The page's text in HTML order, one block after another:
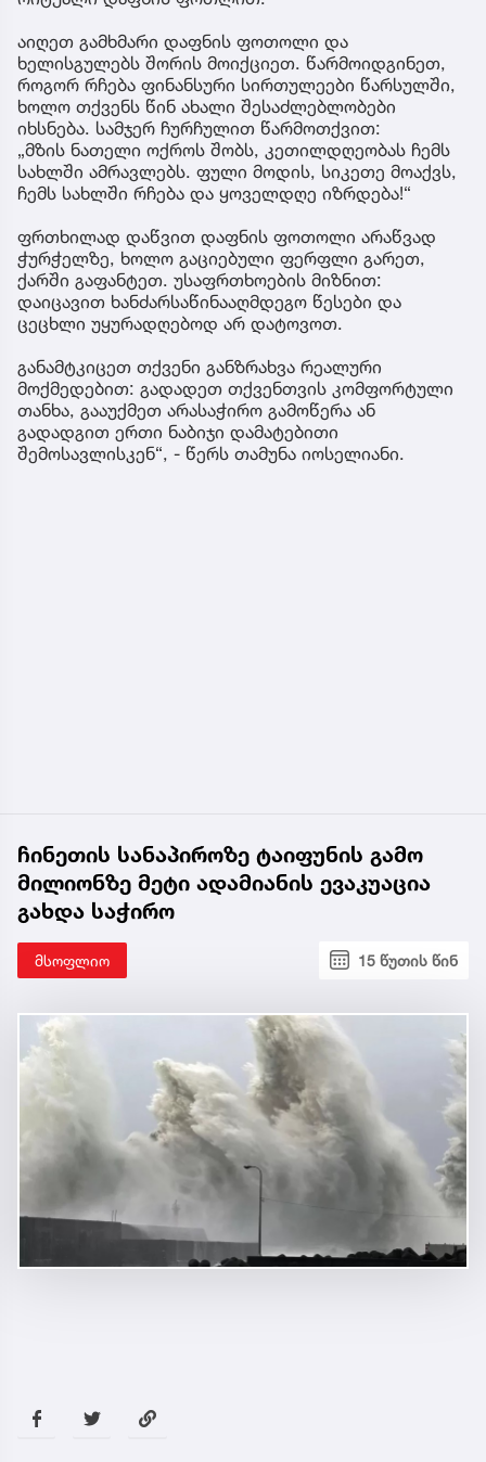
აიღეთ გამხმარი დაფნის ფოთოლი და
ხელისგულებს შორის მოიქციეთ. წარმოიდგინეთ,
როგორ რჩება ფინანსური სირთულეები წარსულში,
ხოლო თქვენს წინ ახალი შესაძლებლობები
იხსნება. სამჯერ ჩურჩულით წარმოთქვით:
„მზის ნათელი ოქროს შობს, კეთილდღეობას ჩემს
სახლში ამრავლებს. ფული მოდის, სიკეთე მოაქვს,
ჩემს სახლში რჩება და ყოველდღე იზრდება!“
ფრთხილად დაწვით დაფნის ფოთოლი არაწვად
ჭურჭელზე, ხოლო გაციებული ფერფლი გარეთ,
ქარში გაფანტეთ. უსაფრთხოების მიზნით:
დაიცავით ხანძარსაწინააღმდეგო წესები და
ცეცხლი უყურადღებოდ არ დატოვოთ.
განამტკიცეთ თქვენი განზრახვა რეალური
მოქმედებით: გადადეთ თქვენთვის კომფორტული
თანხა, გააუქმეთ არასაჭირო გამოწერა ან
გადადგით ერთი ნაბიჯი დამატებითი
შემოსავლისკენ“, - წერს თამუნა იოსელიანი.
ჩინეთის სანაპიროზე ტაიფუნის გამო
მილიონზე მეტი ადამიანის ევაკუაცია
გახდა საჭირო
მსოფლიო 15 წუთის წინ